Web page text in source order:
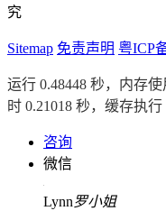
究
Sitemap 免责声明 粤ICP
运行 0.48448 秒，内存
时 0.21018 秒，缓存执
咨询
微信
Lynn罗小姐